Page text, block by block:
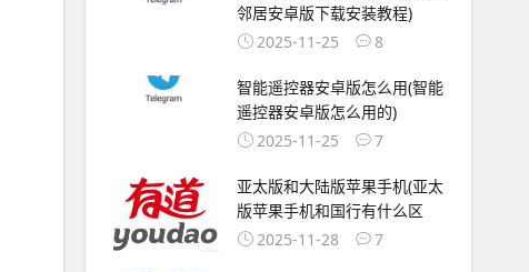
邻居安卓版下载安装教程)
2025-11-25
8
智能遥控器安卓版怎么用(智能
遥控器安卓版怎么用的)
2025-11-25
7
亚太版和大陆版苹果手机(亚太
版苹果手机和国行有什么区
2025-11-28
7